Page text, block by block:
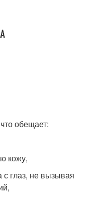
обещает:
кожу,
с глаз, не вызывая